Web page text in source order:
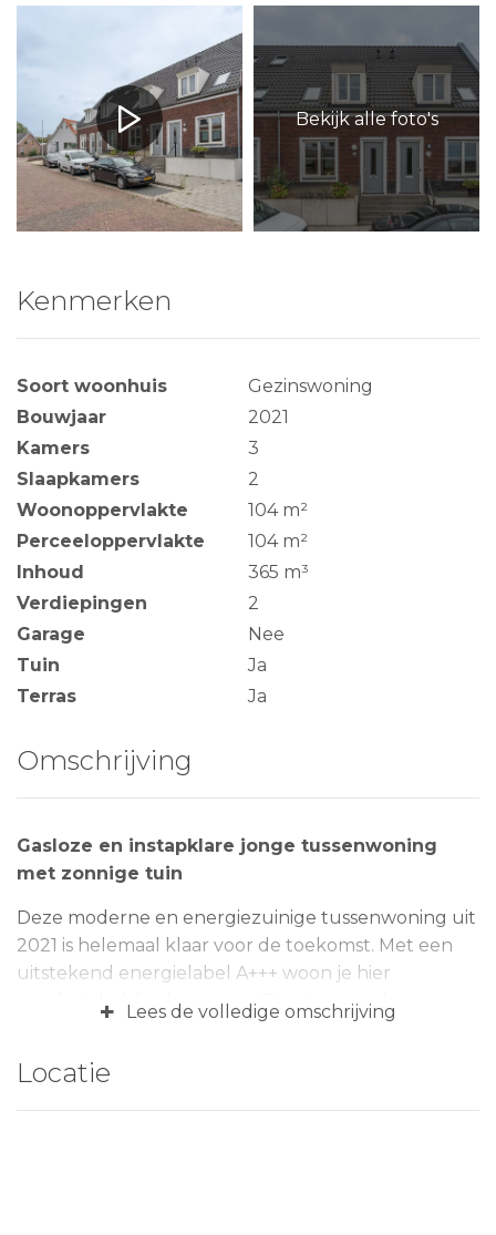
Bekijk alle foto's
Kenmerken
Soort woonhuis
Gezinswoning
Bouwjaar
2021
Kamers
3
Slaapkamers
2
Woonoppervlakte
104 m²
Perceeloppervlakte
104 m²
Inhoud
365 m³
Verdiepingen
2
Garage
Nee
Tuin
Ja
Terras
Ja
Omschrijving
Gasloze en instapklare jonge tussenwoning
met zonnige tuin
Deze moderne en energiezuinige tussenwoning uit
2021 is helemaal klaar voor de toekomst. Met een
uitstekend energielabel A+++ woon je hier
comfortabel én duurzaam. Ben je op zoek naar een
compact huis op een rustige locatie? Dan is dit
bezichtiging waard!
+ Lees de volledige omschrijving
Locatie